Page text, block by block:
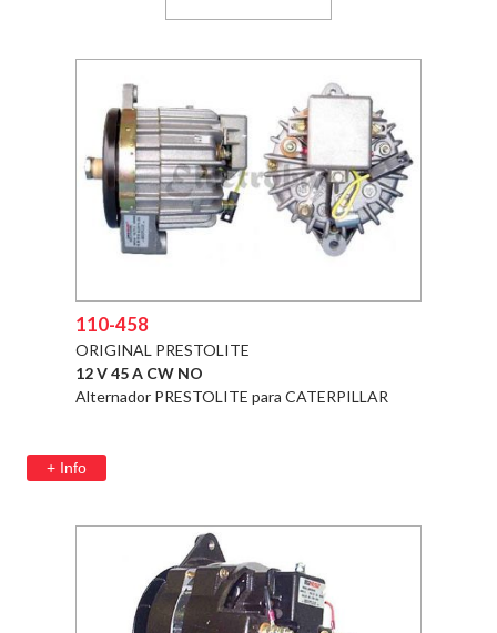
110-458
ORIGINAL PRESTOLITE
12 V 45 A CW NO
Alternador PRESTOLITE para CATERPILLAR
+ Info